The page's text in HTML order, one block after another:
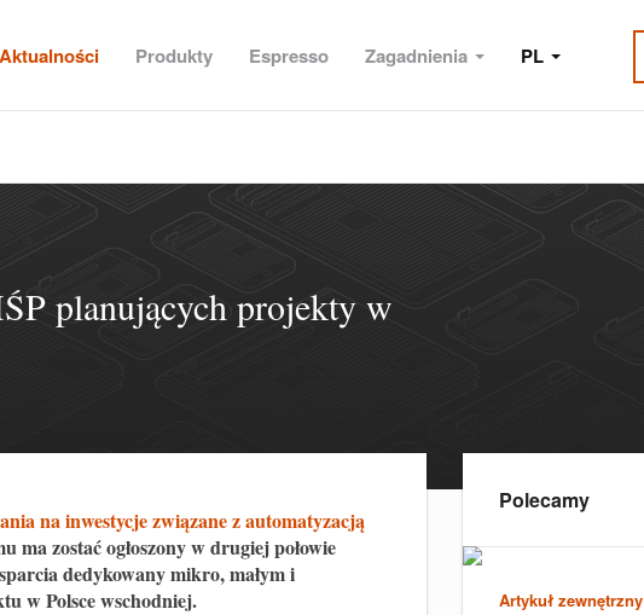
Aktualności Produkty Espresso Zagadnienia PL
planujących projekty w
na inwestycje związane z automatyzacją
ma zostać ogłoszony w drugiej połowie
dedykowany mikro, małym i
w Polsce wschodniej.
Polecamy
Artykuł zewnętrzny